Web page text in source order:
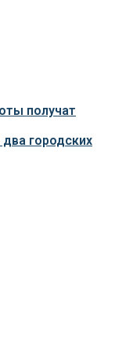
получат
городских